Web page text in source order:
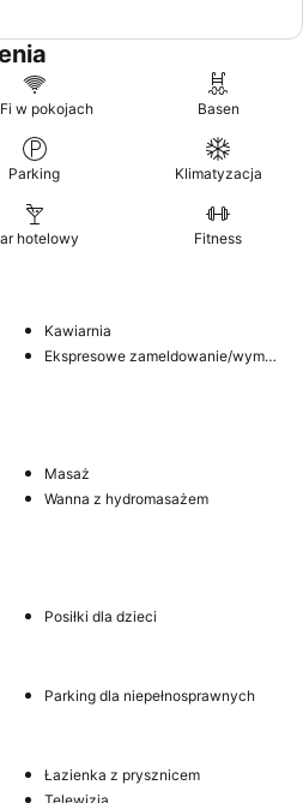
w pokojach Basen
Parking Klimatyzacja
hotelowy Fitness
Kawiarnia
Ekspresowe zameldowanie/wymeldowanie
Masaż
Wanna z hydromasażem
Posiłki dla dzieci
Parking dla niepełnosprawnych
Łazienka z prysznicem